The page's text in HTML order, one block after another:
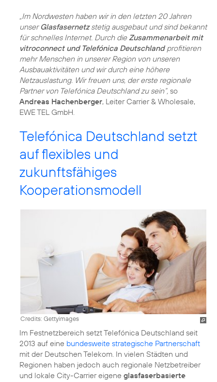
„Im Nordwesten haben wir in den letzten 20 Jahren
unser Glasfasernetzstetig ausgebaut und sind bekannt
für schnelles Internet. Durch die Zusammenarbeit mit
vitroconnect und Telefónica Deutschlandprofitieren
mehr Menschen in unserer Region von unseren
Ausbauaktivitäten und wir durch eine höhere
Netzauslastung. Wir freuen uns, der erste regionale
Partner von Telefónica Deutschland zu sein“, so
Andreas Hachenberger, Leiter Carrier & Wholesale,
EWE TEL GmbH.
Telefónica Deutschland setzt
auf flexibles und
zukunftsfähiges
Kooperationsmodell
Credits: Gettyimages
Im Festnetzbereich setzt Telefónica Deutschland seit
2013 auf eine bundesweite strategische Partnerschaft
mit der Deutschen Telekom. In vielen Städten und
Regionen haben jedoch auch regionale Netzbetreiber
und lokale City-Carrier eigene glasfaserbasierte